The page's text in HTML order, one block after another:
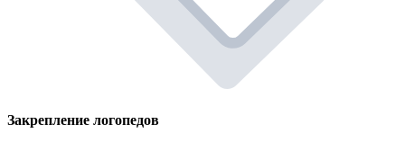
Закрепление логопедов